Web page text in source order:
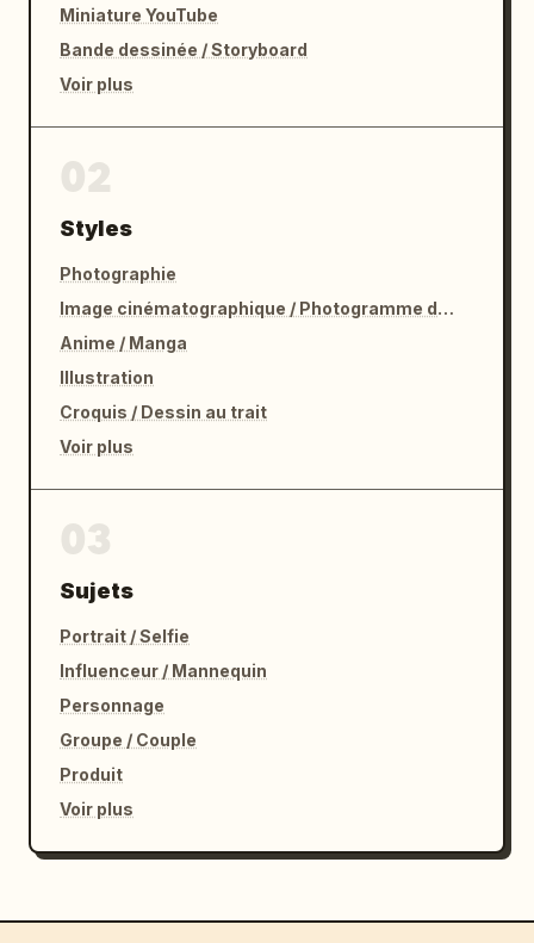
Miniature YouTube
Bande dessinée / Storyboard
Voir plus
Styles
Photographie
Image cinématographique / Photogramme de film
Anime / Manga
Illustration
Croquis / Dessin au trait
Voir plus
Sujets
Portrait / Selfie
Influenceur / Mannequin
Personnage
Groupe / Couple
Produit
Voir plus